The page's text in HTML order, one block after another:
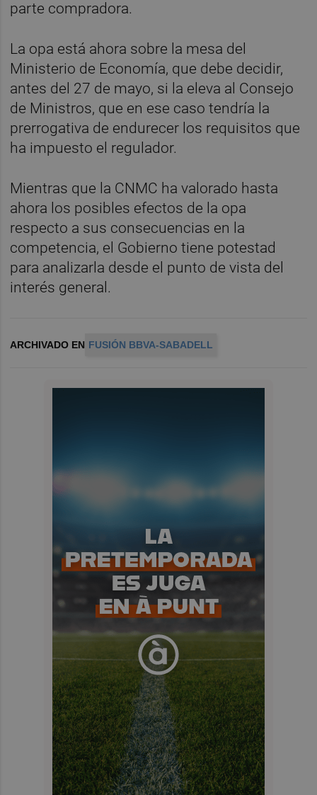
parte compradora.
La opa está ahora sobre la mesa del
Ministerio de Economía, que debe decidir,
antes del 27 de mayo, si la eleva al Consejo
de Ministros, que en ese caso tendría la
prerrogativa de endurecer los requisitos que
ha impuesto el regulador.
Mientras que la CNMC ha valorado hasta
ahora los posibles efectos de la opa
respecto a sus consecuencias en la
competencia, el Gobierno tiene potestad
para analizarla desde el punto de vista del
interés general.
ARCHIVADO EN FUSIÓN BBVA-SABADELL